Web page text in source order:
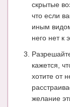
скрытые
что если
иным
него нет к
кажется,
хотите от
желание